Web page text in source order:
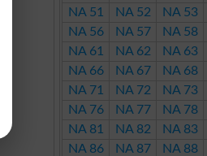
NA 51
NA 52 NA 53
NA 56
NA 57 NA 58
NA 61
NA 62 NA 63
NA 66
NA 67 NA 68
NA 71
NA 72 NA 73
NA 76
NA 77 NA 78
NA 81
NA 82 NA 83
NA 86
NA 87 NA 88